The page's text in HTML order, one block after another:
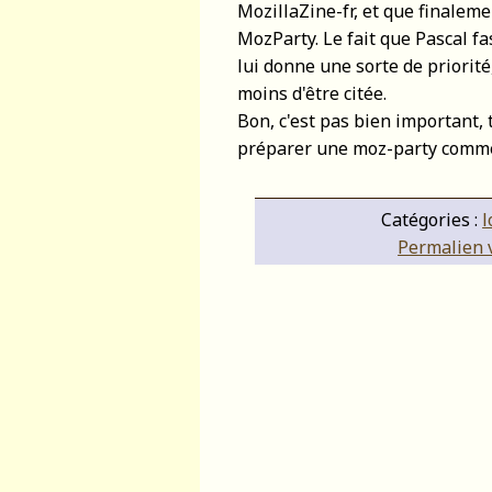
MozillaZine-fr, et que
MozParty. Le fait que Pascal
lui donne une sorte de
moins d'être citée.
Bon, c'est pas bien important,
préparer une moz-party
Catégories :
Permalien